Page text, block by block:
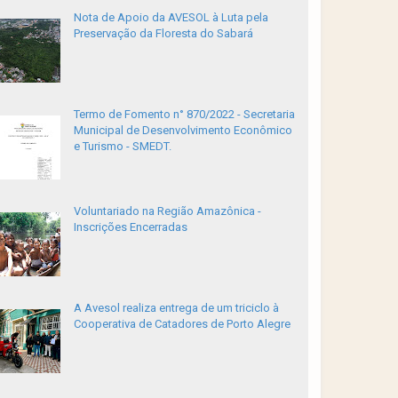
Nota de Apoio da AVESOL à Luta pela
Preservação da Floresta do Sabará
Termo de Fomento n° 870/2022 - Secretaria
Municipal de Desenvolvimento Econômico
e Turismo - SMEDT.
Voluntariado na Região Amazônica -
Inscrições Encerradas
A Avesol realiza entrega de um triciclo à
Cooperativa de Catadores de Porto Alegre